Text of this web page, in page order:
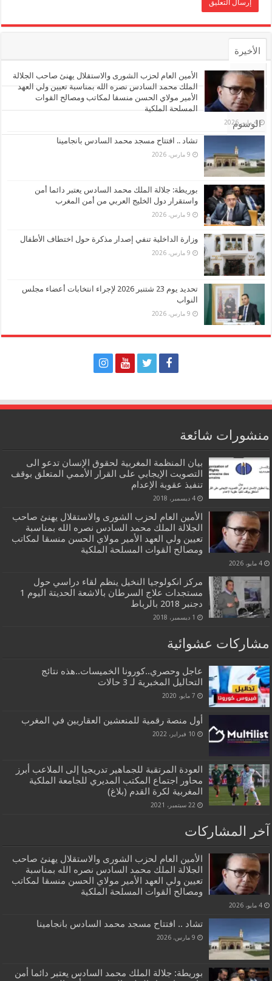
الأخيرة
الأشهر
تعليقات
الوسوم
الأمين العام لحزب الشورى والاستقلال يهنئ صاحب الجلالة
الملك محمد السادس نصره الله بمناسبة تعيين ولي العهد
الأمير مولاي الحسن منسقا لمكاتب ومصالح القوات
المسلحة الملكية
4 مايو، 2026
تشاد .. افتتاح مسجد محمد السادس بانجامينا
9 مارس، 2026
بوريطة: جلالة الملك محمد السادس يعتبر دائما أمن
واستقرار دول الخليج العربي من أمن المغرب
9 مارس، 2026
وزارة الداخلية تنفي إصدار مذكرة حول اختطاف الأطفال
9 مارس، 2026
تحديد يوم 23 شتنبر 2026 لإجراء انتخابات أعضاء مجلس
النواب
9 مارس، 2026
منشورات شائعة
بيان المنظمة المغربية لحقوق الإنسان تدعو الى
التصويت الإيجابي على القرار الأممي المتعلق بوقف
تنفيذ عقوبة الإعدام
4 ديسمبر، 2018
الأمين العام لحزب الشورى والاستقلال يهنئ صاحب
الجلالة الملك محمد السادس نصره الله بمناسبة
تعيين ولي العهد الأمير مولاي الحسن منسقا لمكاتب
ومصالح القوات المسلحة الملكية
4 مايو، 2026
مركز انكولوجيا النخيل ينظم لقاء دراسي حول
مستجدات علاج السرطان بالاشعة الحديتة اليوم 1
دجنبر 2018 بالرباط
1 ديسمبر، 2018
مشاركات عشوائية
عاجل وحصري..كورونا الخميسات..هذه نتائج
التحاليل المخبرية لـ 3 حالات
7 مايو، 2020
أول منصة رقمية للمنعشين العقاريين في المغرب
10 فبراير، 2022
العودة المرتقبة للجماهير تدريجيا إلى الملاعب أبرز
محاور اجتماع المكتب المديري للجامعة الملكية
المغربية لكرة القدم (بلاغ)
22 سبتمبر، 2021
آخر المشاركات
الأمين العام لحزب الشورى والاستقلال يهنئ صاحب
الجلالة الملك محمد السادس نصره الله بمناسبة
تعيين ولي العهد الأمير مولاي الحسن منسقا لمكاتب
ومصالح القوات المسلحة الملكية
4 مايو، 2026
تشاد .. افتتاح مسجد محمد السادس بانجامينا
9 مارس، 2026
بوريطة: جلالة الملك محمد السادس يعتبر دائما أمن